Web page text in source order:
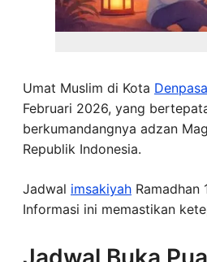
Umat Muslim di Kota
Februari 2026, yang
berkumandangnya adzan
Republik Indonesia.
Jadwal imsakiyah Ramadhan
Informasi ini memastikan